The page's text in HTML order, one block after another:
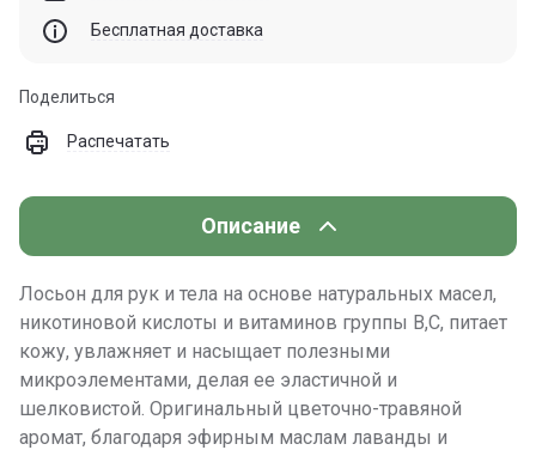
Бесплатная доставка
Поделиться
Распечатать
Описание
Лосьон для рук и тела на основе натуральных масел,
никотиновой кислоты и витаминов группы В,С, питает
кожу, увлажняет и насыщает полезными
микроэлементами, делая ее эластичной и
шелковистой. Оригинальный цветочно-травяной
аромат, благодаря эфирным маслам лаванды и